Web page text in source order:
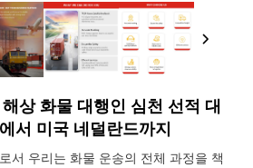
상 화물 대행인 심천 선적 대
서 미국 네덜란드까지
서 우리는 화물 운송의 전체 과정을 책